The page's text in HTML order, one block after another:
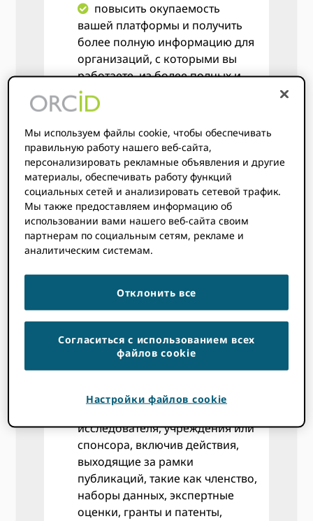
повысить окупаемость
вашей платформы и получить
более полную информацию для
организаций, с которыми вы
работаете, из более полных и
качественных данных, повышая
при этом эффективность и
экономя время за счет
автоматизации.
улучшить видимость и
возможность обнаружения
вашего сервиса, добавив
ссылки из ORCID записи и
подключение собственных
профилей исследователей к
уменьшите количество ошибок
ввода при заполнении форм,
таких как заявки на грант или
подачу рукописи
создать более широкое
исследователя, учреждения или
спонсора, включив действия,
выходящие за рамки
публикаций, такие как членство,
наборы данных, экспертные
оценки, гранты и патенты,
Мы используем файлы cookie, чтобы обеспечивать
правильную работу нашего веб-сайта,
персонализировать рекламные объявления и другие
материалы, обеспечивать работу функций
социальных сетей и анализировать сетевой трафик.
Мы также предоставляем информацию об
использовании вами нашего веб-сайта своим
партнерам по социальным сетям, рекламе и
аналитическим системам.
Отклонить все
Согласиться с использованием всех
файлов cookie
Настройки файлов cookie